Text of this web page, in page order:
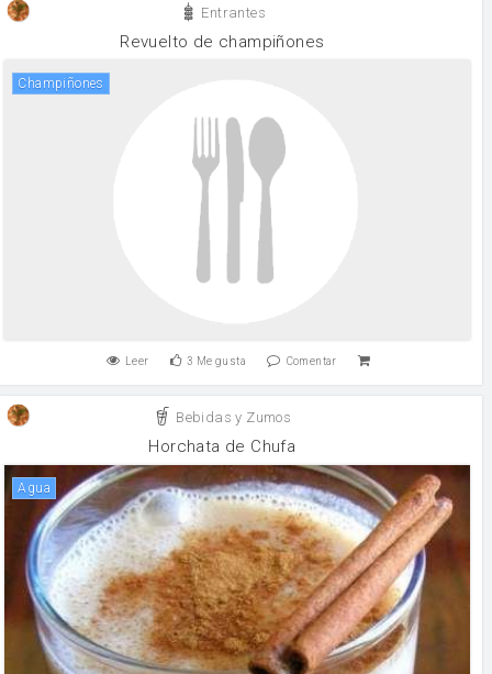
Entrantes
Revuelto de champiñones
champiñones
Leer 3 Me gusta Comentar
Bebidas y Zumos
Horchata de Chufa
agua